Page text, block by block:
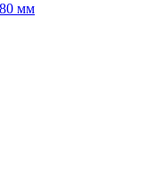
мм